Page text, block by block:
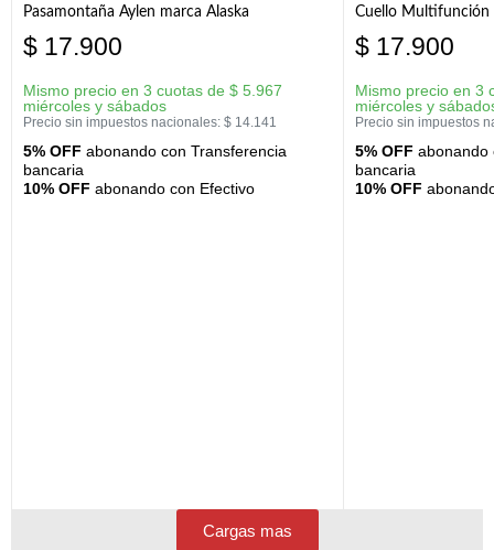
Pasamontaña Aylen marca Alaska
$ 17.900
Mismo precio en 3 cuotas de $ 5.967
miércoles y sábados
Precio sin impuestos nacionales: $ 14.141
5% OFF abonando con Transferencia
bancaria
10% OFF abonando con Efectivo
Cuello Multifunción
$ 17.900
Mismo precio en 3
miércoles y
Precio sin impuestos
5% OFF abonando
bancaria
10% OFF
Cargas mas